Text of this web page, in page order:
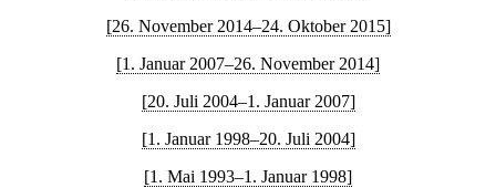
[26. November 2014–24. Oktober 2015]
[1. Januar 2007–26. November 2014]
[20. Juli 2004–1. Januar 2007]
[1. Januar 1998–20. Juli 2004]
[1. Mai 1993–1. Januar 1998]